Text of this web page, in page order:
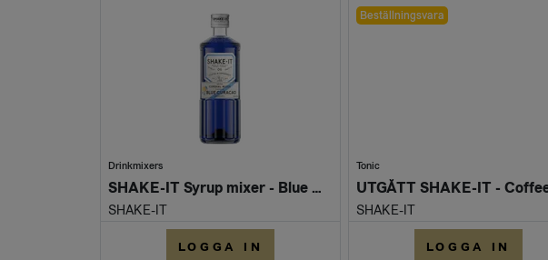
Drinkmixers
SHAKE-IT Syrup mixer - Blue Curacao (Flaska 500 ml)
SHAKE-IT
LOGGA IN
Beställningsvara
Tonic
SHAKE-IT
LOGGA IN